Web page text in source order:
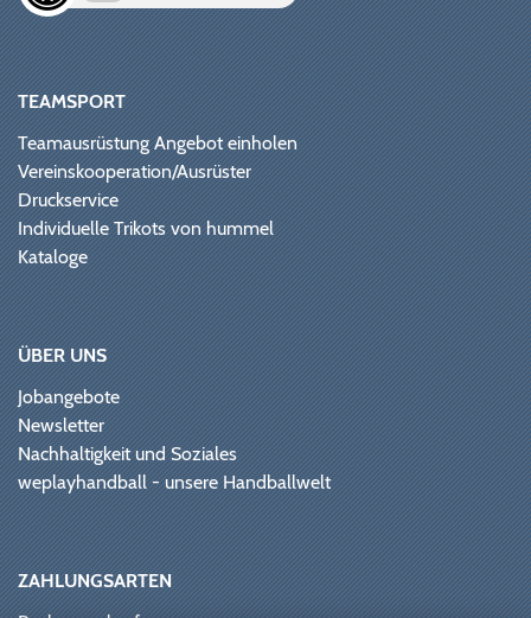
TEAMSPORT
Teamausrüstung Angebot einholen
Vereinskooperation/Ausrüster
Druckservice
Individuelle Trikots von hummel
Kataloge
ÜBER UNS
Jobangebote
Newsletter
Nachhaltigkeit und Soziales
weplayhandball - unsere Handballwelt
ZAHLUNGSARTEN